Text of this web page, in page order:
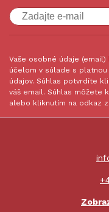
Vaše osobné údaje
účelom v súlade s
údajov. Súhlas potvrdíte
váš email. Súhlas môžete
alebo kliknutím na odkaz